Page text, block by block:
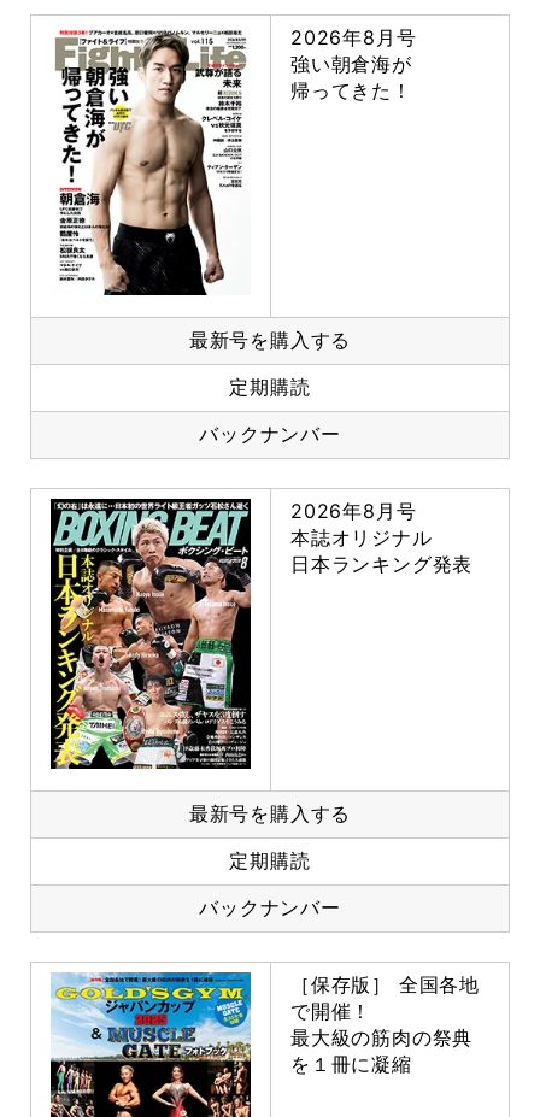
2026年8月号
強い朝倉海が
帰ってきた！
最新号を購入する
定期購読
バックナンバー
2026年8月号
本誌オリジナル
日本ランキング発表
最新号を購入する
定期購読
バックナンバー
［保存版］ 全国各地
で開催！
最大級の筋肉の祭典
を１冊に凝縮